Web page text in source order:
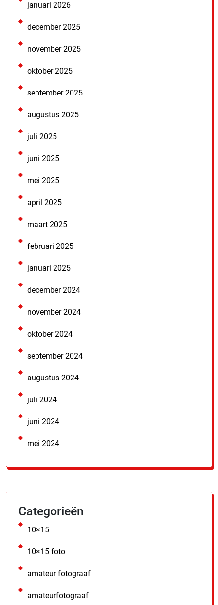
januari 2026
december 2025
november 2025
oktober 2025
september 2025
augustus 2025
juli 2025
juni 2025
mei 2025
april 2025
maart 2025
februari 2025
januari 2025
december 2024
november 2024
oktober 2024
september 2024
augustus 2024
juli 2024
juni 2024
mei 2024
Categorieën
10×15
10×15 foto
amateur fotograaf
amateurfotograaf